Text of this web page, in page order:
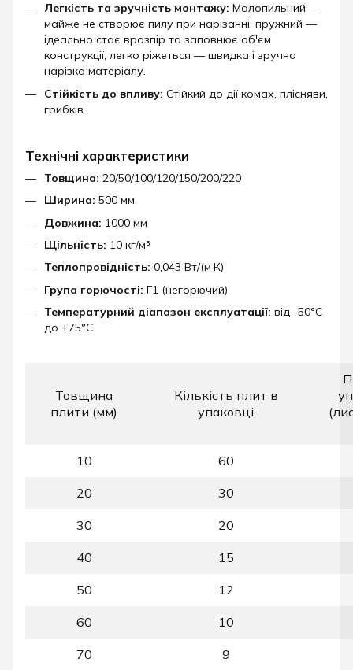
Легкість та зручність монтажу: Малопильний —
майже не створює пилу при нарізанні, пружний —
ідеально стає врозпір та заповнює об'єм
конструкції, легко ріжеться — швидка і зручна
нарізка матеріалу.
Стійкість до впливу: Стійкий до дії комах, плісняви,
грибків.​
Технічні характеристики
Товщина: 20/50/100/120/150/200/220
Ширина: 500 мм
Довжина: 1000 мм
Щільність: 10 кг/м³
Теплопровідність: 0,043 Вт/(м·К)
Група горючості: Г1 (негорючий)
Температурний діапазон експлуатації: від -50°C
до +75°C​
Товщина
плити (мм)
Кількість плит в
упаковці
10 60
20 30
30 20
40 15
50 12
60 10
70 9